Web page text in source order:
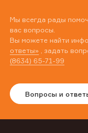
Мы всегда рады
вас вопросы.
Вы можете найти
ответы» , задать
(8634) 65-71-99
Вопросы и